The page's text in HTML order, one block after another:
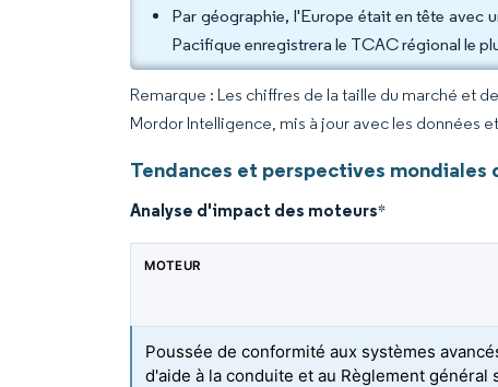
Par géographie, l'Europe était en tête avec
Pacifique enregistrera le TCAC régional le
Remarque : Les chiffres de la taille du marché et
Mordor Intelligence, mis à jour avec les données
Tendances et perspectives
Analyse d'impact des moteurs*
MOTEUR
Poussée de conformité aux systèmes
d'aide à la conduite et au Règlement général